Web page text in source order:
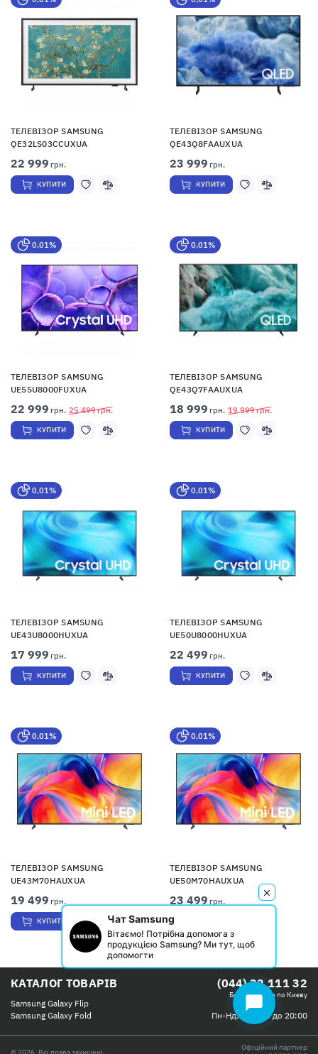
ТЕЛЕВІЗОР SAMSUNG
QE32LS03CCUXUA
22 999 грн.
КУПИТИ
ТЕЛЕВІЗОР SAMSUNG
QE43Q8FAAUXUA
23 999 грн.
КУПИТИ
0,01%
ТЕЛЕВІЗОР SAMSUNG
UE55U8000FUXUA
25 499грн.
22 999 грн.
КУПИТИ
0,01%
ТЕЛЕВІЗОР SAMSUNG
QE43Q7FAAUXUA
19 999грн.
18 999 грн.
КУПИТИ
0,01%
ТЕЛЕВІЗОР SAMSUNG
UE43U8000HUXUA
17 999 грн.
КУПИТИ
0,01%
ТЕЛЕВІЗОР SAMSUNG
UE50U8000HUXUA
22 499 грн.
КУПИТИ
0,01%
ТЕЛЕВІЗОР SAMSUNG
UE43M70HAUXUA
19 499 грн.
КУПИТИ
0,01%
ТЕЛЕВІЗОР SAMSUNG
UE50M70HAUXUA
23 499грн.
КАТАЛОГ ТОВАРІВ
Samsung Galaxy Flip
Samsung Galaxy Fold
(044) 32 111 32
Безкоштовно по Києву
Пн-Нд: с 09:00 до 20:00
Офіційний партнер
Чат Samsung
Вітаємо! Потрібна допомога з
продукцією Samsung? Ми тут, щоб
допомогти
chat_bubble